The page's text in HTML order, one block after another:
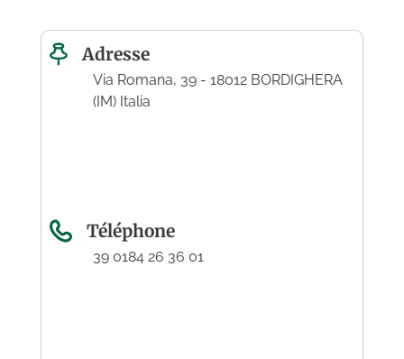
Adresse
Via Romana, 39 - 18012 BORDIGHERA
(IM) Italia
Téléphone
39 0184 26 36 01